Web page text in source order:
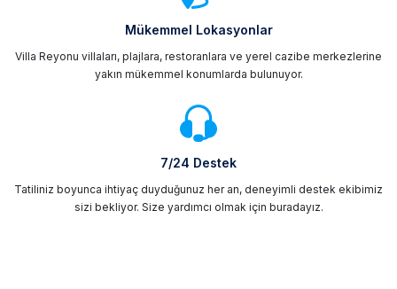
Mükemmel Lokasyonlar
Villa Reyonu villaları, plajlara, restoranlara ve yerel cazibe merkezlerine
yakın mükemmel konumlarda bulunuyor.
7/24 Destek
Tatiliniz boyunca ihtiyaç duyduğunuz her an, deneyimli destek ekibimiz
sizi bekliyor. Size yardımcı olmak için buradayız.